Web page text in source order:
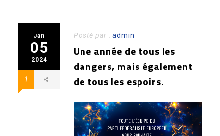
Jan
05
2024
1
Posté par :admin
Une année de tous les
dangers, mais également
de tous les espoirs.